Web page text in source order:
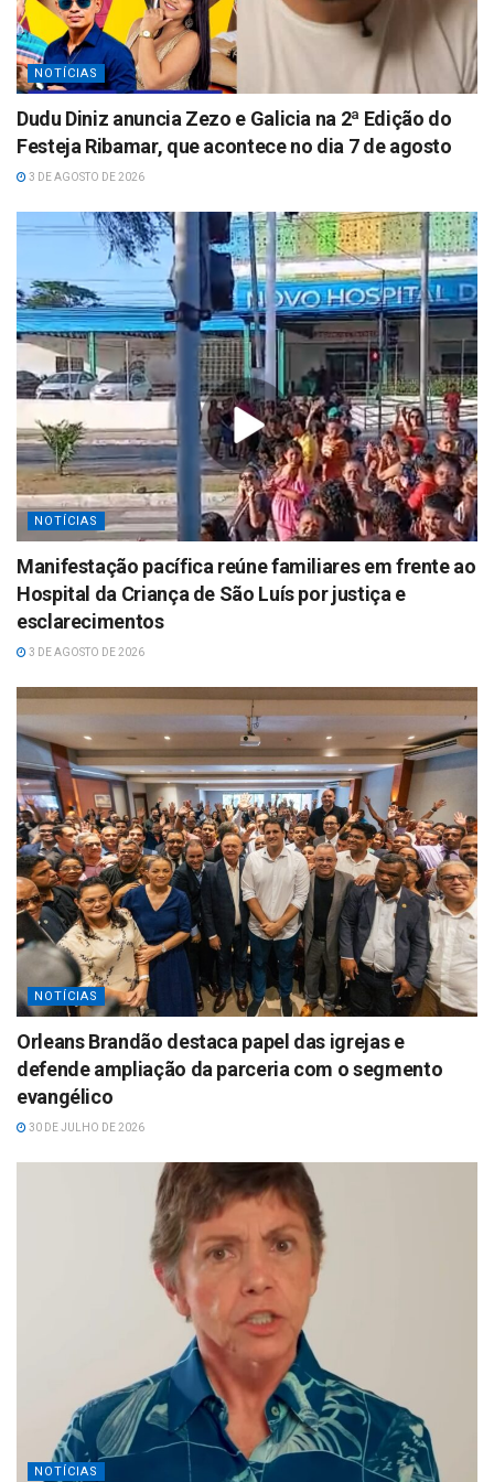
NOTÍCIAS
Dudu Diniz anuncia Zezo e Galicia na 2ª Edição do
Festeja Ribamar, que acontece no dia 7 de agosto
3 DE AGOSTO DE 2026
NOTÍCIAS
Manifestação pacífica reúne familiares em frente ao
Hospital da Criança de São Luís por justiça e
esclarecimentos
3 DE AGOSTO DE 2026
NOTÍCIAS
Orleans Brandão destaca papel das igrejas e
defende ampliação da parceria com o segmento
evangélico
30 DE JULHO DE 2026
NOTÍCIAS